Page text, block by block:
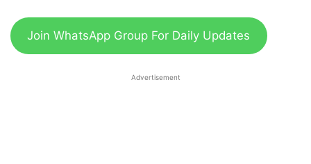
Join WhatsApp Group For Daily Updates
Advertisement